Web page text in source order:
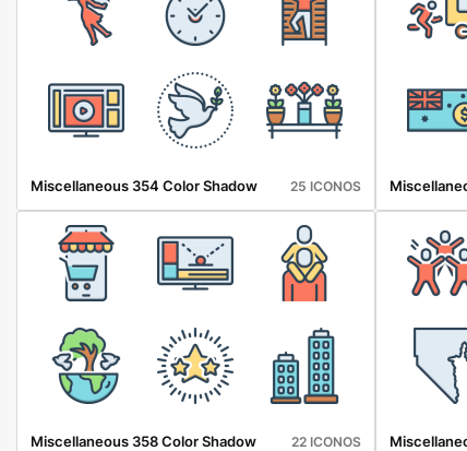
Miscellaneous 354 Color Shadow 25 ICONOS
Miscellaneous 358 Color Shadow 22 ICONOS